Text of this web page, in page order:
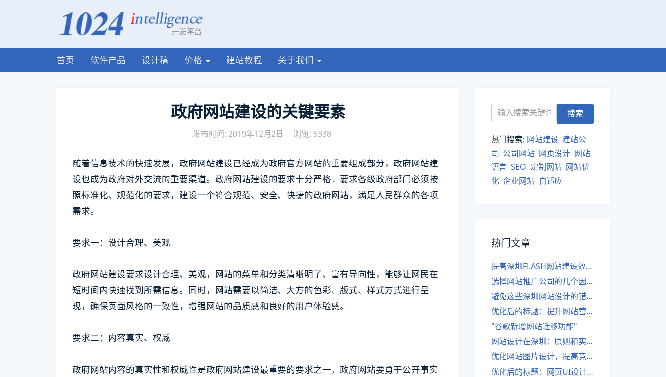
首页 软件产品 设计稿 价格 建站教程 关于我们
政府网站建设的关键要素
发布时间: 2019年12月2日 浏览: 5338
随着信息技术的快速发展，政府网站建设已经成为政府官方网站的重要组成部分，政府网站建
设也成为政府对外交流的重要渠道。政府网站建设的要求十分严格，要求各级政府部门必须按
照标准化、规范化的要求，建设一个符合规范、安全、快捷的政府网站，满足人民群众的各项
需求。
要求一：设计合理、美观
政府网站建设要求设计合理、美观，网站的菜单和分类清晰明了、富有导向性，能够让网民在
短时间内快速找到所需信息。同时，网站需要以简洁、大方的色彩、版式、样式方式进行呈
现，确保页面风格的一致性，增强网站的品质感和良好的用户体验感。
要求二：内容真实、权威
政府网站内容的真实性和权威性是政府网站建设最重要的要求之一，政府网站要勇于公开事实
热门搜索: 网站建设 建站公
司 公司网站 网页设计 网站
语言 SEO 定制网站 网站优
化 企业网站 自适应
热门文章
提高深圳FLASH网站建设效率的建议
选择网站推广公司的几个因素
避免这些深圳网站设计的错误
优化后的标题：提升网站营销绩效的策略
"谷歌新增网站迁移功能"
网站设计在深圳：原则和实践
优化网站图片设计，提高竞争力
优化后的标题：网页UI设计与APP UI设计应用软件